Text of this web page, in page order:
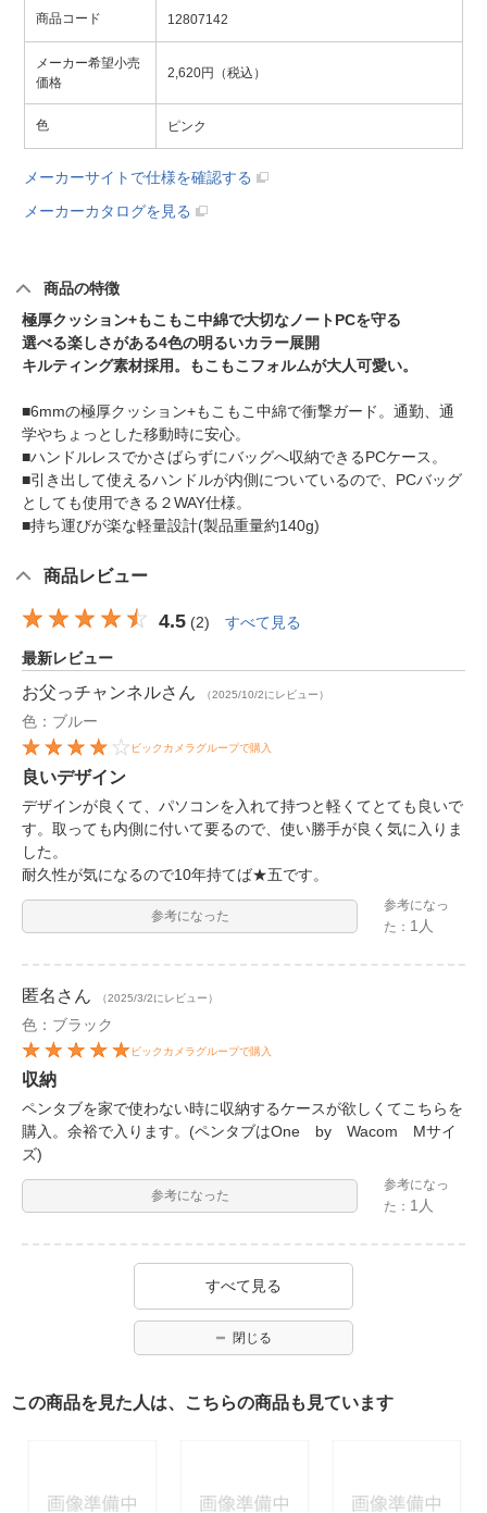
商品コード 12807142
メーカー希望小売
価格
2,620円（税込）
色 ピンク
メーカーサイトで仕様を確認する
メーカーカタログを見る
商品の特徴
極厚クッション+もこもこ中綿で大切なノートPCを守る
選べる楽しさがある4色の明るいカラー展開
キルティング素材採用。もこもこフォルムが大人可愛い。
■6mmの極厚クッション+もこもこ中綿で衝撃ガード。通勤、通
学やちょっとした移動時に安心。
■ハンドルレスでかさばらずにバッグへ収納できるPCケース。
■引き出して使えるハンドルが内側についているので、PCバッグ
としても使用できる２WAY仕様。
■持ち運びが楽な軽量設計(製品重量約140g)
商品レビュー
4.5 (2) すべて見る
最新レビュー
お父っチャンネルさん （2025/10/2にレビュー）
色：ブルー
ビックカメラグループで購入
良いデザイン
デザインが良くて、パソコンを入れて持つと軽くてとても良いで
す。取っても内側に付いて要るので、使い勝手が良く気に入りま
した。
耐久性が気になるので10年持てば★五です。
参考になった
参考になっ
た： 1人
匿名 さん （2025/3/2にレビュー）
色：ブラック
ビックカメラグループで購入
収納
ペンタブを家で使わない時に収納するケースが欲しくてこちらを
購入。余裕で入ります。(ペンタブはOne by Wacom Mサイ
ズ)
参考になった
参考になっ
た： 1人
すべて見る
閉じる
この商品を見た人は、こちらの商品も見ています